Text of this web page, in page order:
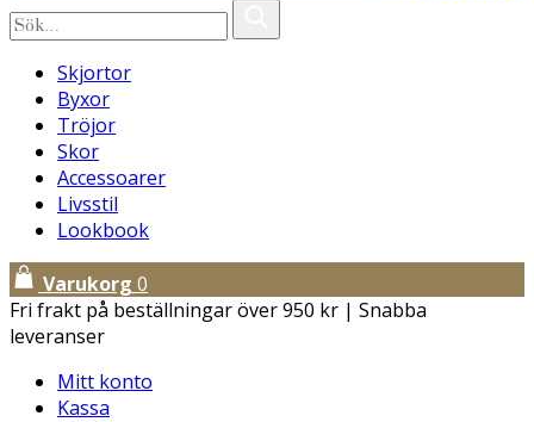
Skjortor
Byxor
Tröjor
Skor
Accessoarer
Livsstil
Lookbook
Varukorg 0
Fri frakt på beställningar över 950 kr | Snabba
leveranser
Mitt konto
Kassa